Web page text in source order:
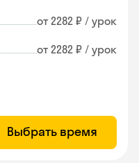
от 2282 ₽ / урок
от 2282 ₽ / урок
Выбрать время